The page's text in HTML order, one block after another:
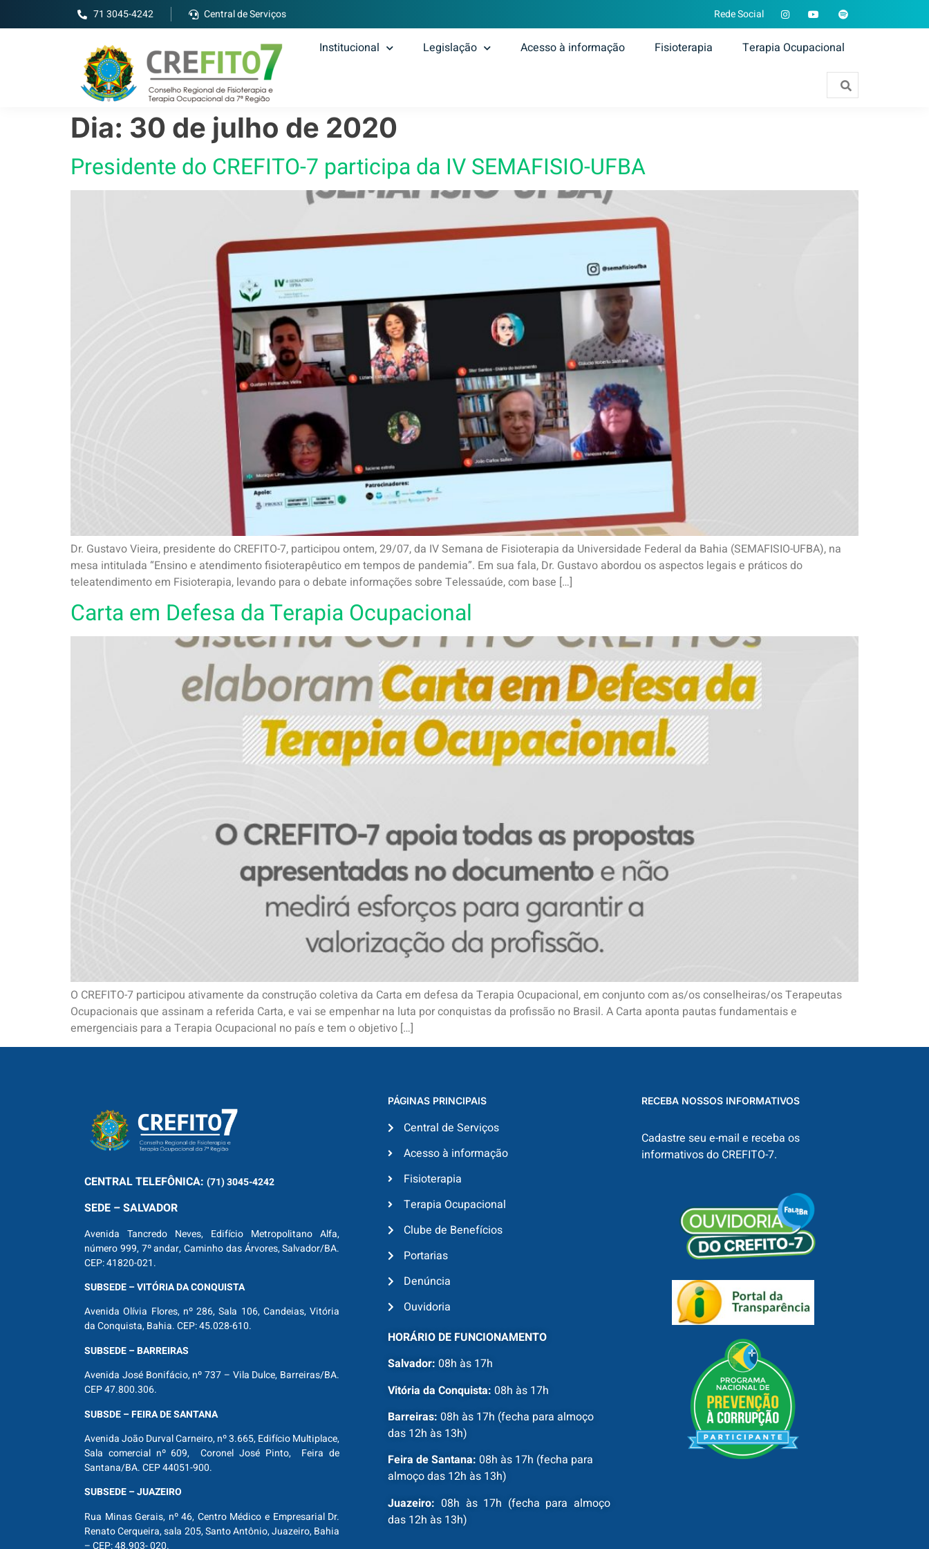
71 3045-4242 Central de Serviços Rede Social
Institucional Legislação Acesso à informação Fisioterapia Terapia Ocupacional
Dia: 30 de julho de 2020
Presidente do CREFITO-7 participa da IV SEMAFISIO-UFBA
Dr. Gustavo Vieira, presidente do CREFITO-7, participou ontem, 29/07, da IV Semana de Fisioterapia da Universidade Federal da Bahia (SEMAFISIO-UFBA), na
mesa intitulada “Ensino e atendimento fisioterapêutico em tempos de pandemia”. Em sua fala, Dr. Gustavo abordou os aspectos legais e práticos do
teleatendimento em Fisioterapia, levando para o debate informações sobre Telessaúde, com base […]
Carta em Defesa da Terapia Ocupacional
O CREFITO-7 participou ativamente da construção coletiva da Carta em defesa da Terapia Ocupacional, em conjunto com as/os conselheiras/os Terapeutas
Ocupacionais que assinam a referida Carta, e vai se empenhar na luta por conquistas da profissão no Brasil. A Carta aponta pautas fundamentais e
emergenciais para a Terapia Ocupacional no país e tem o objetivo […]
CENTRALTELEFÔNICA: (71) 3045-4242
SEDE – SALVADOR
Avenida Tancredo Neves, Edifício Metropolitano Alfa,
número 999, 7º andar, Caminho das Árvores, Salvador/BA.
CEP: 41820-021.
SUBSEDE – VITÓRIA DA CONQUISTA
Avenida Olívia Flores, nº 286, Sala 106, Candeias, Vitória
da Conquista, Bahia. CEP: 45.028-610.
SUBSEDE – BARREIRAS
Avenida José Bonifácio, nº 737 – Vila Dulce, Barreiras/BA.
CEP 47.800.306.
SUBSDE – FEIRA DE SANTANA
Avenida João Durval Carneiro, nº 3.665, Edifício Multiplace,
Sala comercial nº 609, Coronel José Pinto, Feira de
Santana/BA. CEP 44051-900.
SUBSEDE – JUAZEIRO
Rua Minas Gerais, nº 46, Centro Médico e Empresarial Dr.
Renato Cerqueira, sala 205, Santo Antônio, Juazeiro, Bahia
– CEP: 48.903- 020.
PÁGINAS PRINCIPAIS
Central de Serviços
Acesso à informação
Fisioterapia
Terapia Ocupacional
Clube de Benefícios
Portarias
Denúncia
Ouvidoria
HORÁRIO DE FUNCIONAMENTO
Salvador: 08h às 17h
Vitória da Conquista: 08h às 17h
Barreiras: 08h às 17h (fecha para almoço
das 12h às 13h)
Feira de Santana: 08h às 17h (fecha para
almoço das 12h às 13h)
Juazeiro: 08h às 17h (fecha para almoço
das 12h às 13h)
RECEBA NOSSOS INFORMATIVOS
Cadastre seu e-mail e receba os
informativos do CREFITO-7.